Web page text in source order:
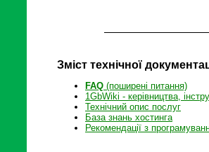
Зміст технічної
FAQ (поширені питання)
1GbWiki - керівництва,
Технічний опис послуг
База знань хостинга
Рекомендації з